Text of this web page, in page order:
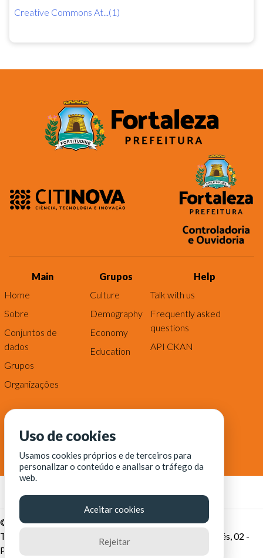
Creative Commons At...(1)
Main
Home
Sobre
Conjuntos de
dados
Grupos
Organizações
Grupos
Culture
Demography
Economy
Education
Help
Talk with us
Frequently asked
questions
API CKAN
© Fortaleza Digital || CITINOVA - Fundação de Ciência,
Tecnologia e Inovação de Fortaleza - Rua dos Tremembés, 02 -
Praia de Iracema - Fortaleza-CE
Uso de cookies
Usamos cookies próprios e de terceiros para
personalizar o conteúdo e analisar o tráfego da
web.
Aceitar cookies
Rejeitar